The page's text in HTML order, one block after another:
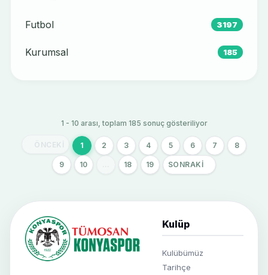
Futbol 3197
Kurumsal 185
1 - 10 arası, toplam 185 sonuç gösteriliyor
ÖNCEKI 1 2 3 4 5 6 7 8
9 10 18 19 SONRAKI
Kulüp
Kulübümüz
Tarihçe